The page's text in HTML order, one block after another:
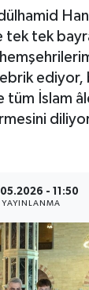
tek tek
ediyor,
İslam
- 11:50
YAYINLANMA